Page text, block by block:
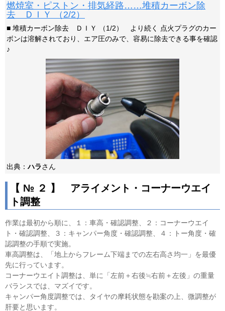
燃焼室・ピストン・排気経路……堆積カーボン除
去 ＤＩＹ （2/2）
■ 堆積カーボン除去 ＤＩＹ （1/2） より続く 点火プラグのカー
ボンは溶解されており、エア圧のみで、容易に除去できる事を確認
♪
出典：ハラさん
【 № ２ 】 アライメント・コーナーウエイ
ト調整
作業は最初から順に、１：車高・確認調整、２：コーナーウエイ
ト・確認調整、３：キャンパー角度・確認調整、４：トー角度・確
認調整の手順で実施。
車高調整は、「地上からフレーム下端までの左右高さ均一」を最優
先に行っています。
コーナーウエイト調整は、単に「左前＋右後≒右前＋左後」の重量
バランスでは、マズイです。
キャンパー角度調整では、タイヤの摩耗状態を勘案の上、微調整が
肝要と思います。